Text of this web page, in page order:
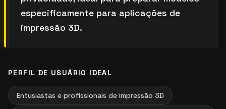
especificamente para aplicações de
impressão 3D.
PERFIL DE USUÁRIO IDEAL
Entusiastas e profissionais de impressão 3D